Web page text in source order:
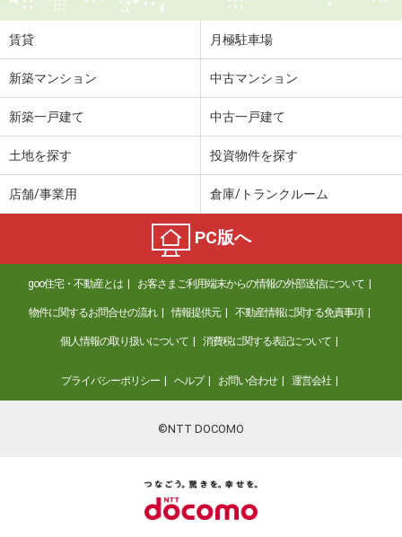
賃貸 月極駐車場
新築マンション 中古マンション
新築一戸建て 中古一戸建て
土地を探す 投資物件を探す
店舗/事業用 倉庫/トランクルーム
PC版へ
goo住宅・不動産とは お客さまご利用端末からの情報の外部送信について
物件に関するお問合せの流れ 情報提供元 不動産情報に関する免責事項
個人情報の取り扱いについて 消費税に関する表記について
プライバシーポリシー ヘルプ お問い合わせ 運営会社
©NTT DOCOMO